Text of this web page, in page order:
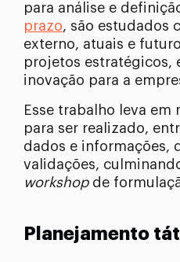
para análise e
prazo, são estudados
externo, atuais e
projetos estratégicos,
inovação para a
Esse trabalho leva em
para ser realizado,
dados e informações,
validações,
workshopde
Planejamento